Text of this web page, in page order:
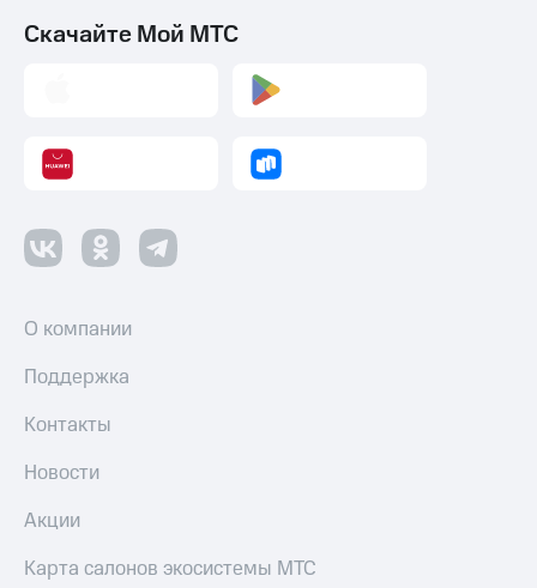
Скачайте Мой МТС
О компании
Поддержка
Контакты
Новости
Акции
Карта салонов экосистемы МТС